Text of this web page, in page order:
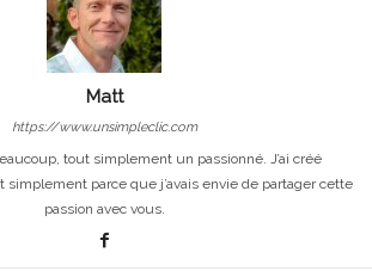
Matt
https://www.unsimpleclic.com
tout simplement un passionné. J’ai créé
simplement parce que j’avais envie de partager cette
passion avec vous.